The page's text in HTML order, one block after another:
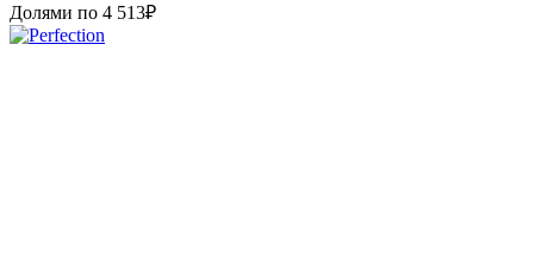
Долями по 4 513₽